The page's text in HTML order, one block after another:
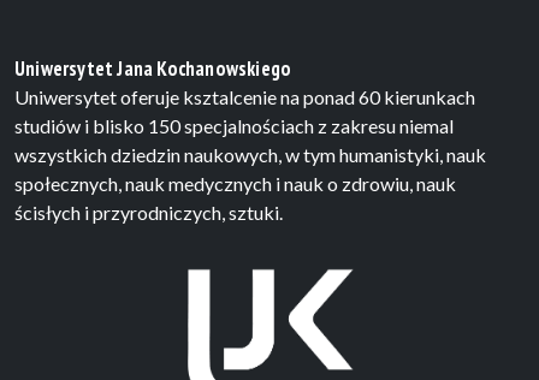
Uniwersytet Jana Kochanowskiego
Uniwersytet oferuje ksztalcenie na ponad 60 kierunkach
studiów i blisko 150 specjalnościach z zakresu niemal
wszystkich dziedzin naukowych, w tym humanistyki, nauk
społecznych, nauk medycznych i nauk o zdrowiu, nauk
ścisłych i przyrodniczych, sztuki.